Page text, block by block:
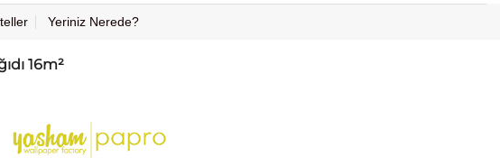
Yeriniz Nerede?
16m²